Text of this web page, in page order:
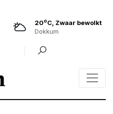
20oC, Zwaar bewolkt
Dokkum